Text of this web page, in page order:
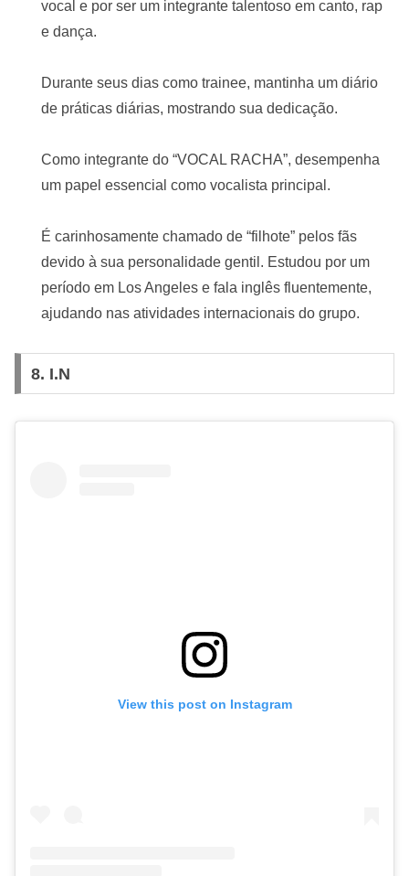
vocal e por ser um integrante talentoso em canto, rap
e dança.
Durante seus dias como trainee, mantinha um diário
de práticas diárias, mostrando sua dedicação.
Como integrante do “VOCAL RACHA”, desempenha
um papel essencial como vocalista principal.
É carinhosamente chamado de “filhote” pelos fãs
devido à sua personalidade gentil. Estudou por um
período em Los Angeles e fala inglês fluentemente,
ajudando nas atividades internacionais do grupo.
8. I.N
View this post on Instagram